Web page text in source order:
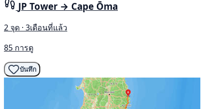
JP Tower → Cape Ōma
2 จุด · 3เดือนที่แล้ว
85 การดู
บันทึก